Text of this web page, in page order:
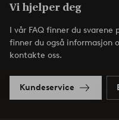
Vi hjelper deg
I vår FAQ finner du
finner du også informasjon
kontakte oss.
Kundeservice